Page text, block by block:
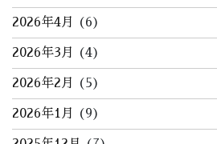
2026年4月 (6)
2026年3月 (4)
2026年2月 (5)
2026年1月 (9)